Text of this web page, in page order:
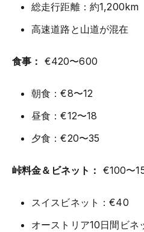
総走行距離：約1,200km
高速道路と山道が混在
食事： €420〜600
朝食：€8〜12
昼食：€12〜18
夕食：€20〜35
峠料金＆ビネット： €100〜
スイスビネット：€40
オーストリア10日間ビネ